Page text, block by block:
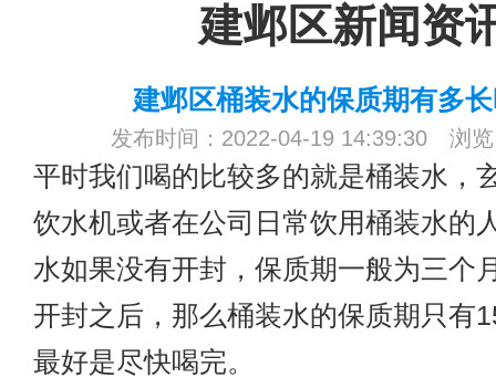
建邺区新闻资
建邺区桶装水的保质期有多
发布时间：2022-04-19 14:39:30 浏览
平时我们喝的比较多的就是桶装水，
饮水机或者在公司日常饮用桶装水的
水如果没有开封，保质期一般为三个
开封之后，那么桶装水的保质期只有
最好是尽快喝完。